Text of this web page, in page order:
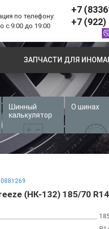
по телефону:
с 9:00 до 19:00
+7
+7
ЗАПЧАСТИ ДЛЯ
Шинный
калькулятор
О шинах
(НК-132) 185/70
185